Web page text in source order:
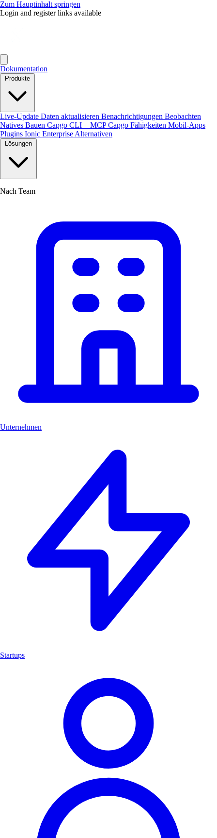
Zum Hauptinhalt springen
Login and register links available
Dokumentation
Produkte
Live-Update Daten aktualisieren Benachrichtigungen Beobachten
Natives Bauen Capgo CLI + MCPCapgo Fähigkeiten Mobil-Apps
Plugins Ionic Enterprise Alternativen
Lösungen
Nach Team
Unternehmen
Startups